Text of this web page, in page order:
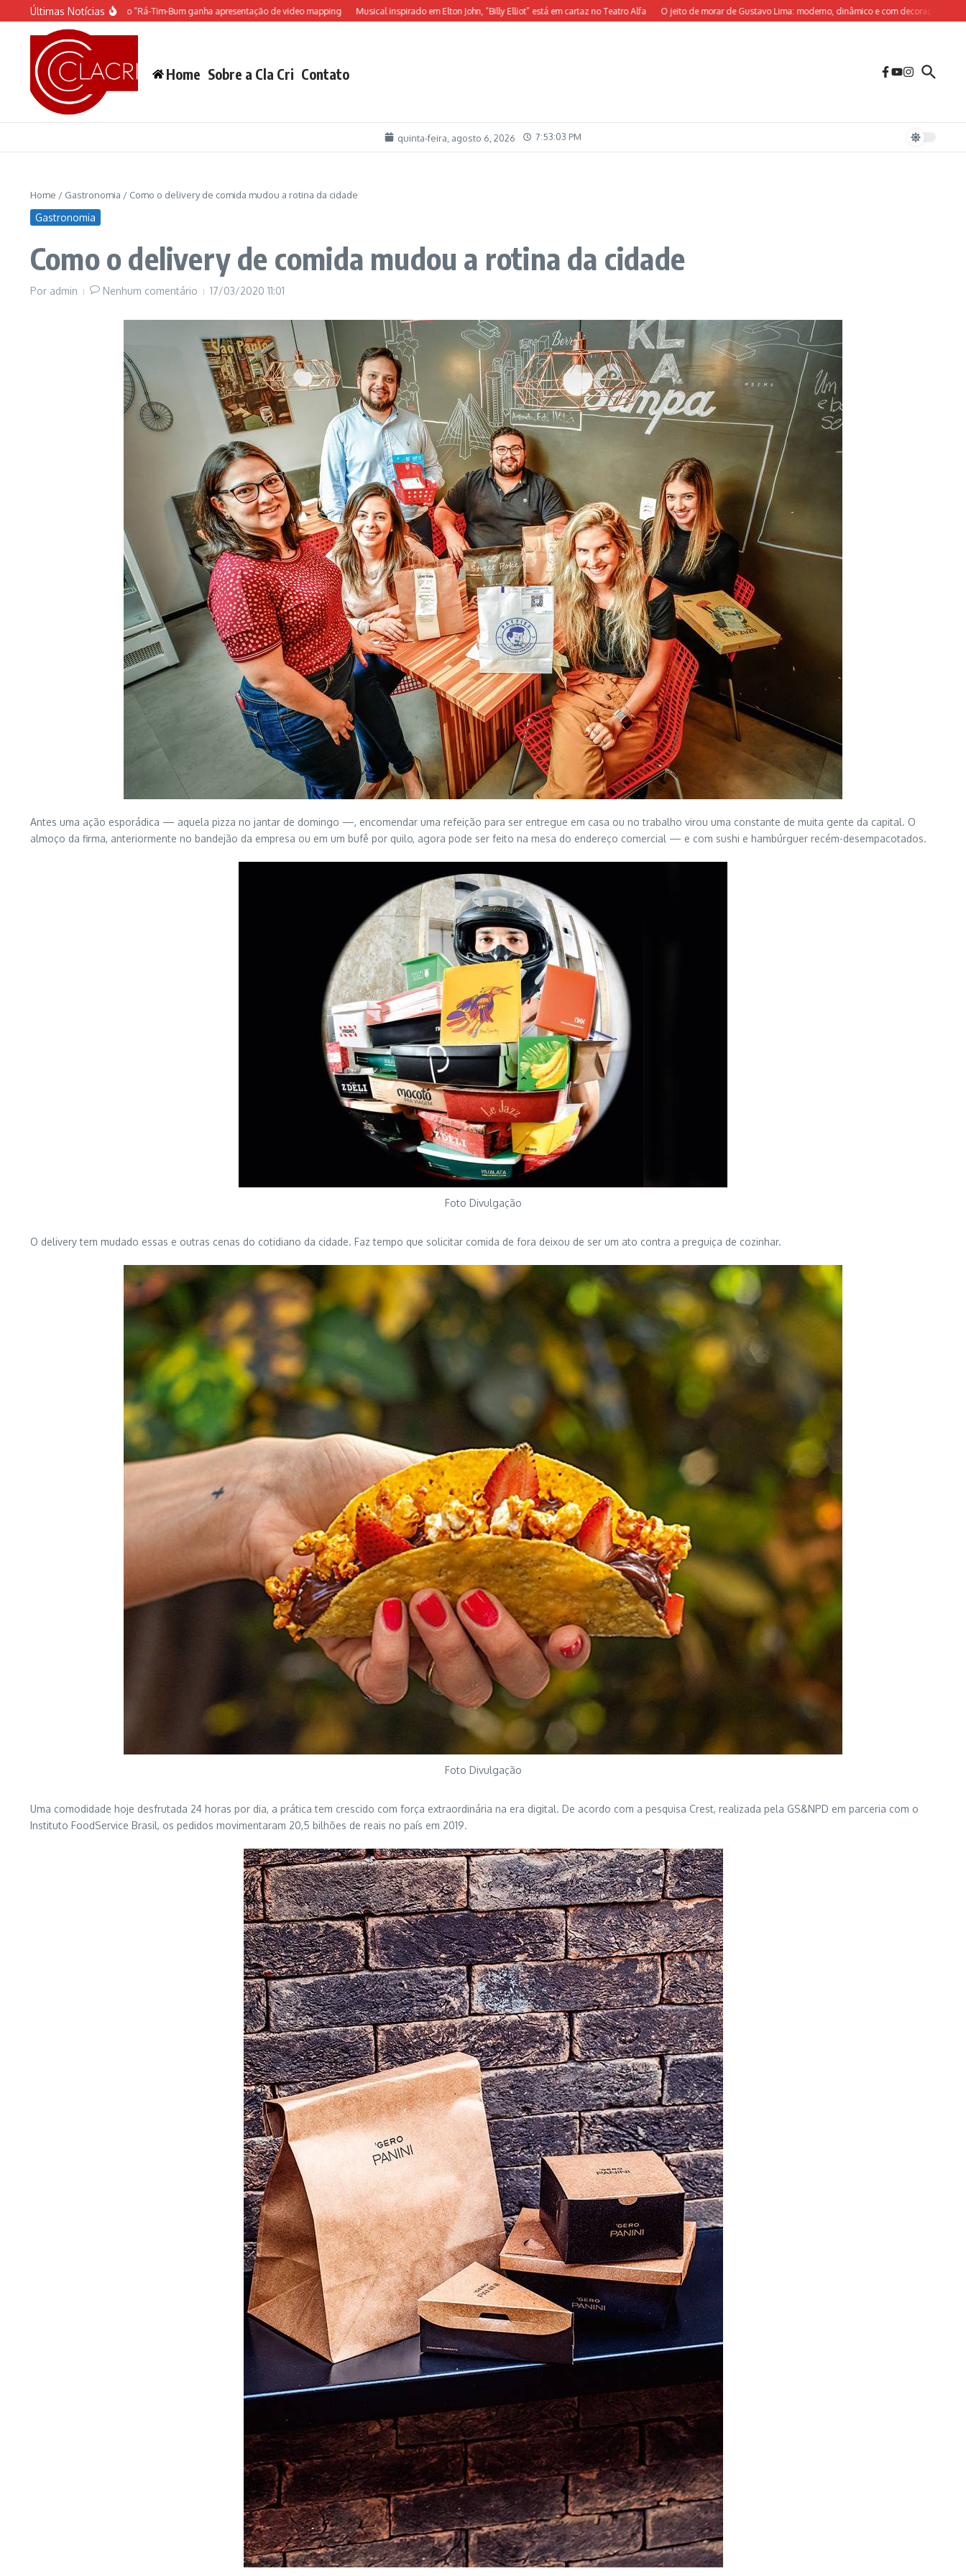
Ir para o conteúdo
Últimas Notícias
espetáculo do Castelo “Rá-Tim-Bum ganha apresentação de video mapping Musical inspirado em Elton John, “Billy Elliot” está em cartaz no Teatro Alfa O jeito de morar de Gustavo Lima: moderno, dinâmico e com decoração sob medida
Home Sobre a Cla Cri Contato
quinta-feira, agosto 6, 2026 7:53:05 PM
Home / Gastronomia / Como o delivery de comida mudou a rotina da cidade
Gastronomia
Como o delivery de comida mudou a rotina da cidade
Por admin Nenhum comentário 17/03/2020 11:01
Antes uma ação esporádica — aquela pizza no jantar de domingo —, encomendar uma refeição para ser entregue em casa ou no trabalho virou uma constante de muita gente da capital. O
almoço da firma, anteriormente no bandejão da empresa ou em um bufê por quilo, agora pode ser feito na mesa do endereço comercial — e com sushi e hambúrguer recém-desempacotados.
Foto Divulgação
O delivery tem mudado essas e outras cenas do cotidiano da cidade. Faz tempo que solicitar comida de fora deixou de ser um ato contra a preguiça de cozinhar.
Foto Divulgação
Uma comodidade hoje desfrutada 24 horas por dia, a prática tem crescido com força extraordinária na era digital. De acordo com a pesquisa Crest, realizada pela GS&NPD em parceria com o
Instituto FoodService Brasil, os pedidos movimentaram 20,5 bilhões de reais no país em 2019.